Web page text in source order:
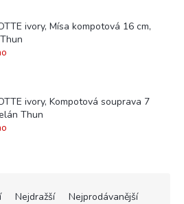
ivory, Mísa kompotová 16 cm,
ivory, Kompotová souprava 7
Thun
Nejdražší Nejprodávanější